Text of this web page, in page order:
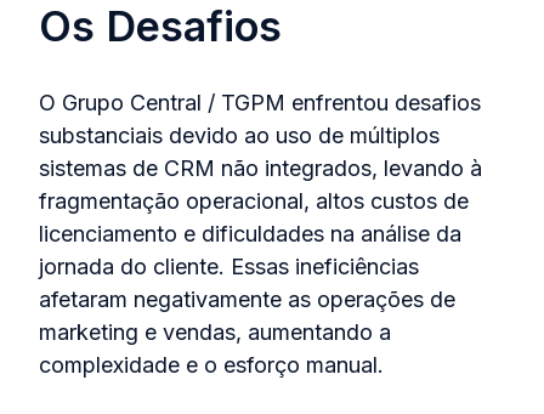
Os Desafios
O Grupo Central / TGPM enfrentou desafios
substanciais devido ao uso de múltiplos
sistemas de CRM não integrados, levando à
fragmentação operacional, altos custos de
licenciamento e dificuldades na análise da
jornada do cliente. Essas ineficiências
afetaram negativamente as operações de
marketing e vendas, aumentando a
complexidade e o esforço manual.